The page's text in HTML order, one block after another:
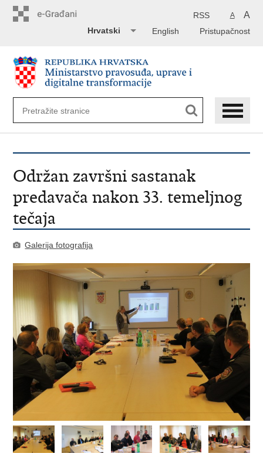
A A
RSS
Pristupačnost
English
Hrvatski
Održan završni sastanak
predavača nakon 33. temeljnog
tečaja
Galerija fotografija